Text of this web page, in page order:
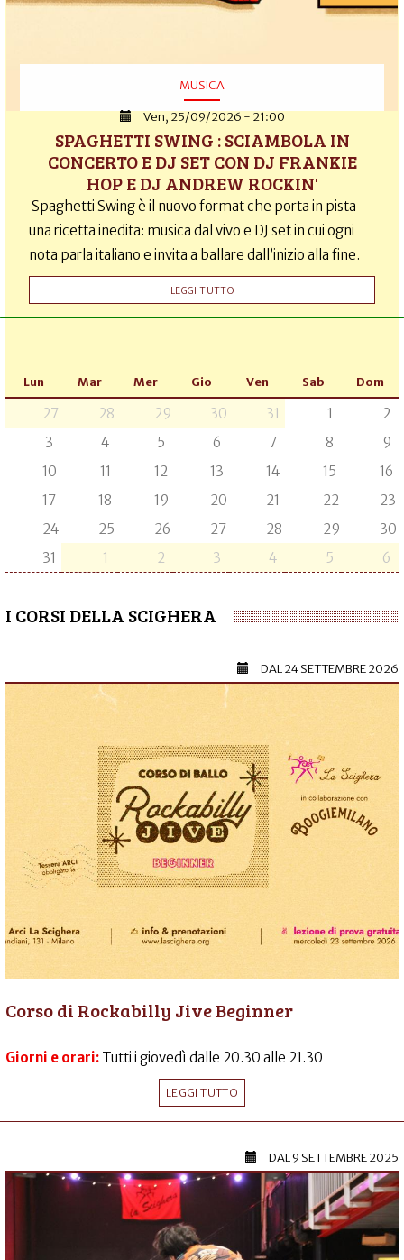
MUSICA
Ven, 25/09/2026 - 21:00
SPAGHETTI SWING : SCIAMBOLA IN
CONCERTO E DJ SET CON DJ FRANKIE
HOP E DJ ANDREW ROCKIN'
Spaghetti Swing è il nuovo format che porta in pista
una ricetta inedita: musica dal vivo e DJ set in cui ogni
nota parla italiano e invita a ballare dall’inizio alla fine.
LEGGI TUTTO
Lun Mar Mer Gio Ven Sab Dom
27 28 29 30 31 1
2
3
4 5 6 7 8
9
10
11 12 13 14 15
16
17
18 19 20 21 22
23
24
25 26 27 28 29
30
31
1 2 3 4 5 6
I CORSI DELLA SCIGHERA
DAL24 SETTEMBRE 2026
Corso di Rockabilly Jive Beginner
Giorni e orari: Tutti i giovedì dalle 20.30 alle 21.30
LEGGI TUTTO
DAL9 SETTEMBRE 2025